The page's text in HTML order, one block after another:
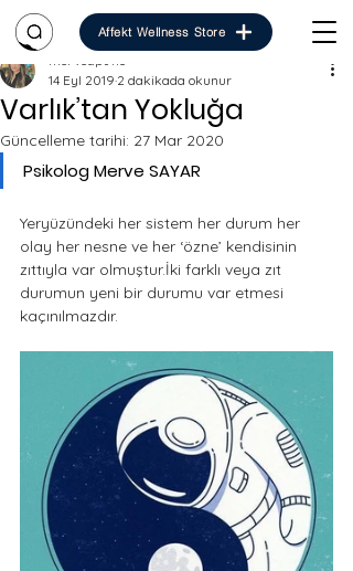
Affekt Wellness Store
Varlık’tan Yokluğa
merveap8113
14 Eyl 2019 2 dakikada okunur
Güncelleme tarihi: 27 Mar 2020
Psikolog Merve SAYAR
Yeryüzündeki her sistem her durum her
olay her nesne ve her ‘özne’ kendisinin
zıttıyla var olmuştur.İki farklı veya zıt
durumun yeni bir durumu var etmesi
kaçınılmazdır.